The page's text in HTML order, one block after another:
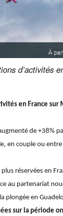
d’activités
en France
de +38%
en couple ou
réservées en
partenariat
plongée en
sur la période